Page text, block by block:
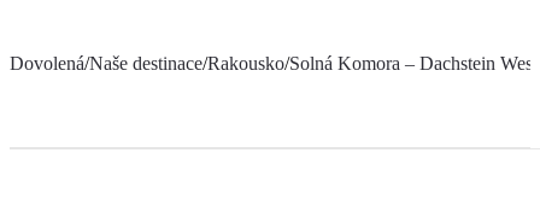
Dovolená/Naše destinace/Rakousko/Solná Komora – Dachstein West